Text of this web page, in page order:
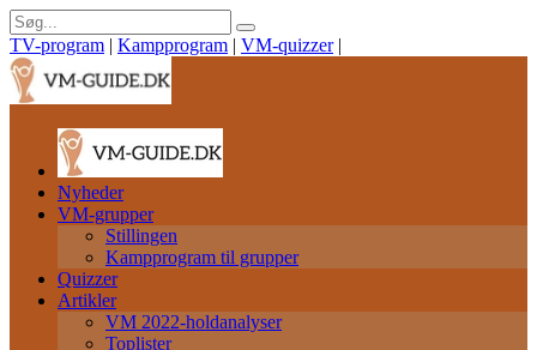
TV-program | Kampprogram | VM-quizzer |
Nyheder
VM-grupper
Stillingen
Kampprogram til grupper
Quizzer
Artikler
VM 2022-holdanalyser
Toplister